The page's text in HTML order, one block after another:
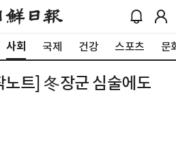
사회 국제 건강 스포츠 문
트] 冬장군 심술에도